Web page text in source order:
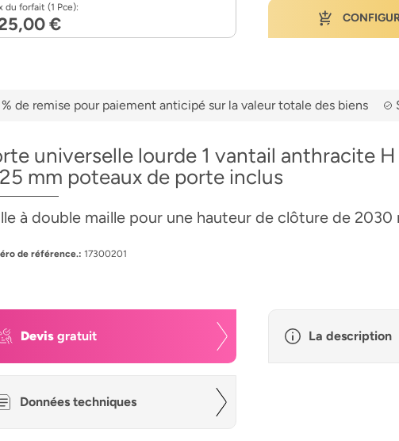
du forfait (1 Pce):
€
de remise pour paiement anticipé sur la valeur totale des biens
universelle lourde 1 vantail anthracite
mm poteaux de porte inclus
à double maille pour une hauteur de clôture de 2030
de référence.: 17300201
Devis gratuit La description
Données techniques